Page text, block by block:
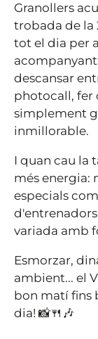
Granollers
trobada de la
tot el dia per
descansar
photocall, fer
simplement
inmillorable.
I quan cau la
més energia:
especials
variada amb
Esmorzar,
ambient... el
bon matí fins
dia! 📸🍴🎶